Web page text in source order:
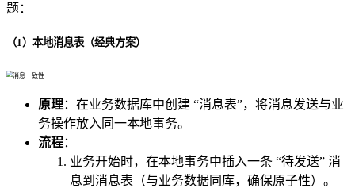
题：
（1）本地消息表（经典方案）
原理：在业务数据库中创建 “消息表”，将消息发送与业
务操作放入同一本地事务。
流程：
业务开始时，在本地事务中插入一条 “待发送” 消
息到消息表（与业务数据同库，确保原子性）。